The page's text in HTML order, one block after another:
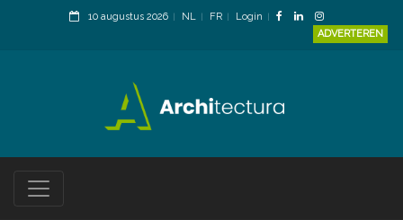
10 augustus 2026 NL FR
Login
ADVERTEREN